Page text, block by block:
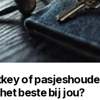
of
beste bij jou?